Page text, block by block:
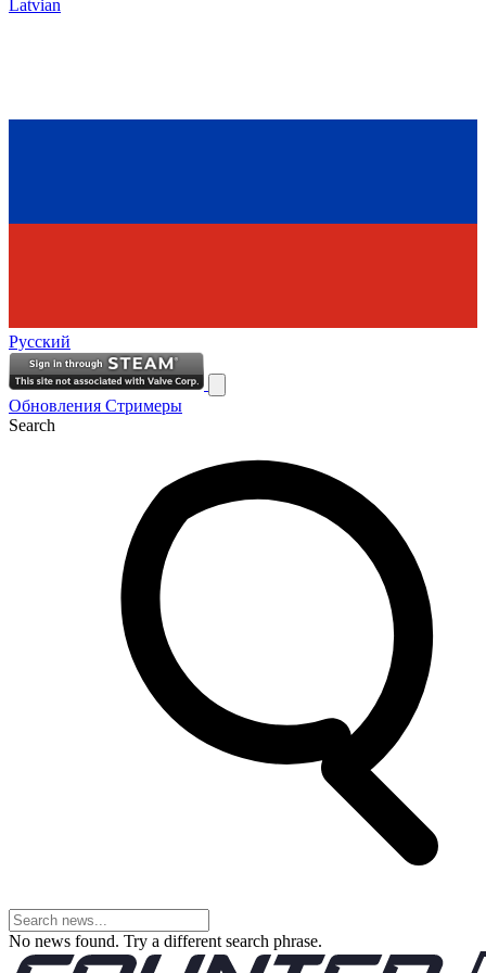
Latvian
Русский
Обновления Стримеры
Search
No news found. Try a different search phrase.